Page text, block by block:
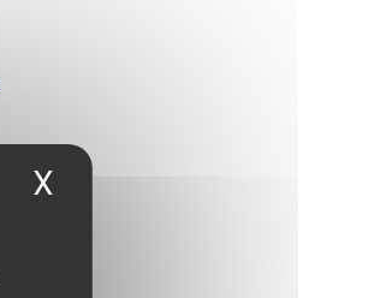
X Masquer le